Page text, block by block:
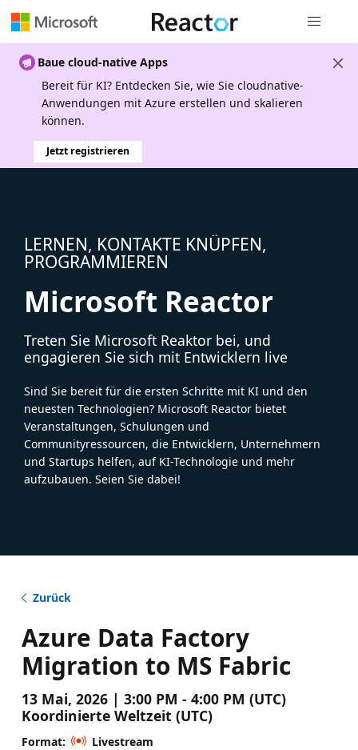
Baue cloud-native Apps
Bereit für KI? Entdecken Sie, wie Sie cloudnative-
Anwendungen mit Azure erstellen und skalieren
können.
Jetzt registrieren
LERNEN, KONTAKTE KNÜPFEN,
PROGRAMMIEREN
Microsoft Reactor
Treten Sie Microsoft Reaktor bei, und
engagieren Sie sich mit Entwicklern live
Sind Sie bereit für die ersten Schritte mit KI und den
neuesten Technologien? Microsoft Reactor bietet
Veranstaltungen, Schulungen und
Communityressourcen, die Entwicklern, Unternehmern
und Startups helfen, auf KI-Technologie und mehr
aufzubauen. Seien Sie dabei!
Zurück
Azure Data Factory
Migration to MS Fabric
13 Mai, 2026 | 3:00 PM - 4:00 PM (UTC)
Koordinierte Weltzeit (UTC)
Format:
Livestream